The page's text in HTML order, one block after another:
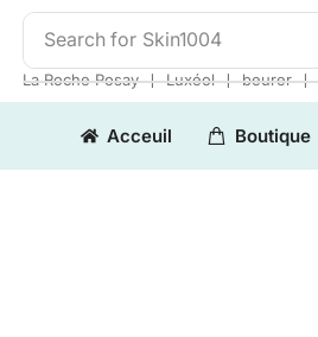
Search for Skin1004
La Roche Posay ❘ Luxéol ❘ beurer ❘
Acceuil Boutique